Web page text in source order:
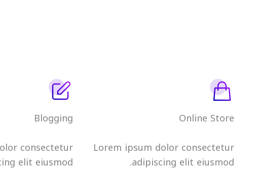
Online Store
Lorem ipsum dolor consectetur
adipiscing elit eiusmod.
Blogging
consectetur
elit eiusmod.